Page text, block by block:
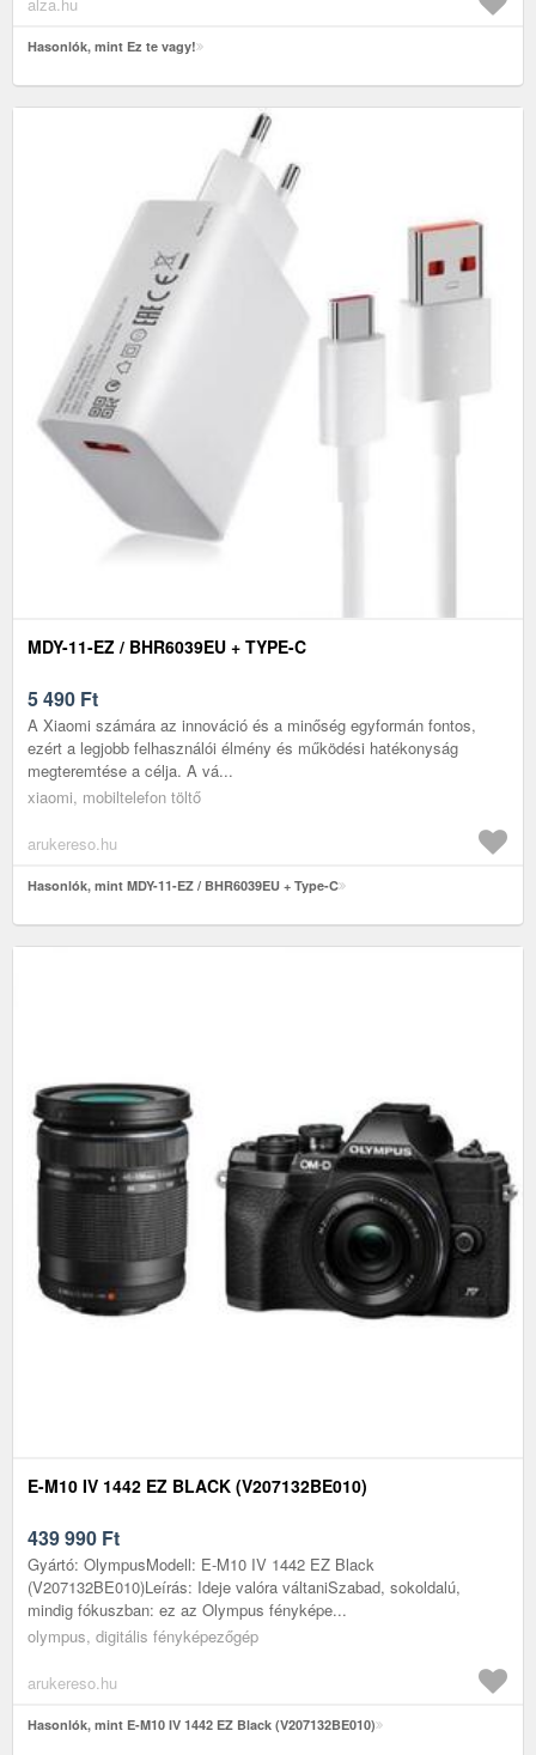
Hasonlók, mint Ez te vagy!
MDY-11-EZ / BHR6039EU + TYPE-C
5 490 Ft
A Xiaomi számára az innováció és a minőség egyformán fontos,
ezért a legjobb felhasználói élmény és működési hatékonyság
megteremtése a célja. A vá...
xiaomi, mobiltelefon töltő
arukereso.hu
Hasonlók, mint MDY-11-EZ / BHR6039EU + Type-C
E-M10 IV 1442 EZ BLACK (V207132BE010)
439 990 Ft
Gyártó: OlympusModell: E-M10 IV 1442 EZ Black
(V207132BE010)Leírás: Ideje valóra váltaniSzabad, sokoldalú,
mindig fókuszban: ez az Olympus fényképe...
olympus, digitális fényképezőgép
arukereso.hu
Hasonlók, mint E-M10 IV 1442 EZ Black (V207132BE010)